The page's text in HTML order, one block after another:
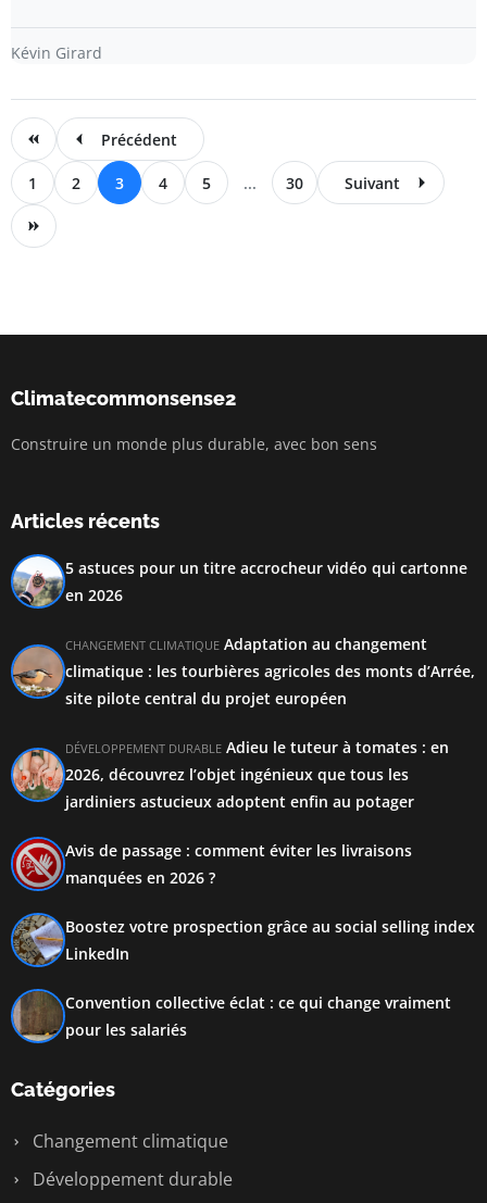
Kévin Girard
Précédent
1 2 3 4 5 ... 30 Suivant
Climatecommonsense2
Construire un monde plus durable, avec bon sens
Articles récents
5 astuces pour un titre accrocheur vidéo qui cartonne
en 2026
CHANGEMENT CLIMATIQUE Adaptation au changement
climatique : les tourbières agricoles des monts d’Arrée,
site pilote central du projet européen
DÉVELOPPEMENT DURABLE Adieu le tuteur à tomates : en
2026, découvrez l’objet ingénieux que tous les
jardiniers astucieux adoptent enfin au potager
Avis de passage : comment éviter les livraisons
manquées en 2026 ?
Boostez votre prospection grâce au social selling index
LinkedIn
Convention collective éclat : ce qui change vraiment
pour les salariés
Catégories
Changement climatique
Développement durable